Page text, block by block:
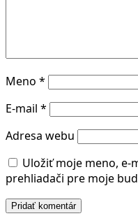
Meno *
E-mail *
Adresa webu
Uložiť moje meno, e-
prehliadači pre moje